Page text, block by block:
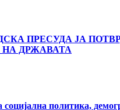
ПРЕСУДА ЈА
ДРЖАВАТА
социјална политика,